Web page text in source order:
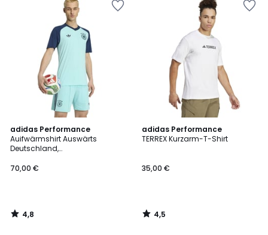
adidas Performance
Auifwärmshirt Auswärts
Deutschland,
70,00 €
4,8
/ 5
4,8
/
adidas Performance
TERREX Kurzarm-T-Shirt
35,00 €
4,5
/ 5
4,5
/